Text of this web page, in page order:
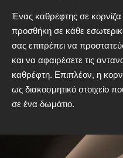
Ένας καθρέφτης σε κορνίζα
προσθήκη σε κάθε
σας επιτρέπει να
και να αφαιρέσετε τις
καθρέφτη. Επιπλέον, η
ως διακοσμητικό στοιχείο
σε ένα δωμάτιο.